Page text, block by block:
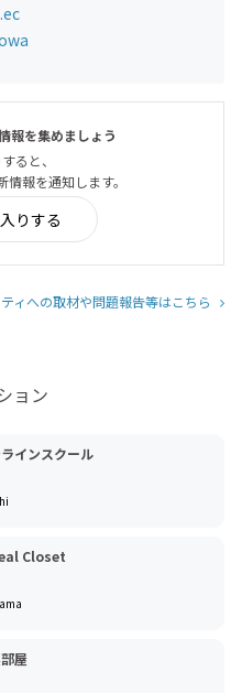
報を集めましょう
ると、
報を通知します。
りする
ィへの取材や問題報告等はこちら
ョン
インスクール
Closet
屋